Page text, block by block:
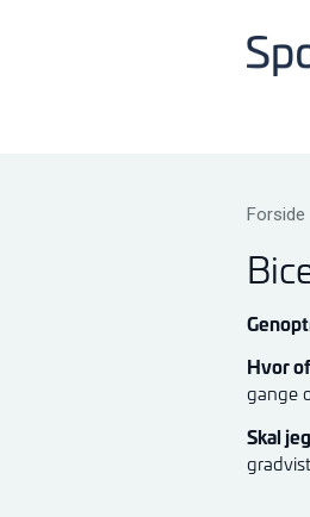
Forside
Hvor
gange
Skal